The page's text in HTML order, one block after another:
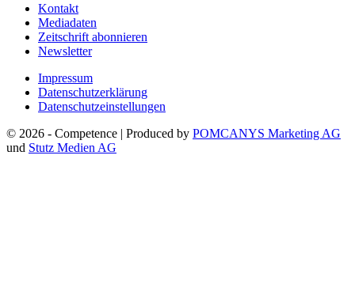
Kontakt
Mediadaten
Zeitschrift abonnieren
Newsletter
Impressum
Datenschutzerklärung
Datenschutzeinstellungen
© 2026 - Competence | Produced by POMCANYS Marketing AG
und Stutz Medien AG